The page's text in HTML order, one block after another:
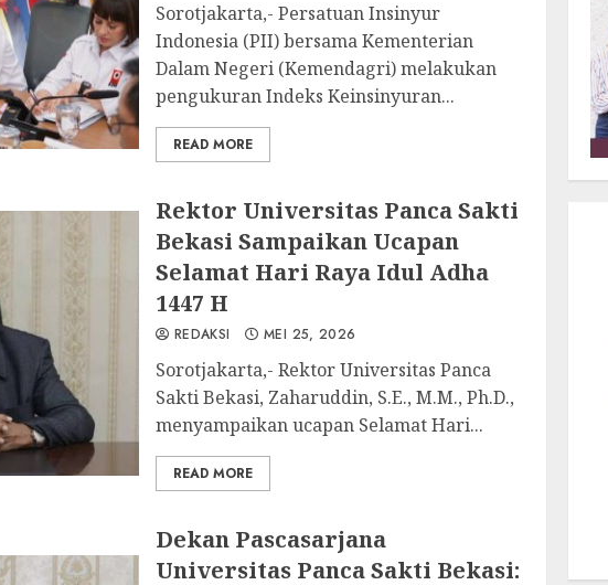
Sorotjakarta,- Persatuan Insinyur
Indonesia (PII) bersama Kementerian
Dalam Negeri (Kemendagri) melakukan
pengukuran Indeks Keinsinyuran...
READ MORE
Rektor Universitas Panca Sakti
Bekasi Sampaikan Ucapan
Selamat Hari Raya Idul Adha
1447 H
REDAKSI MEI 25, 2026
Sorotjakarta,- Rektor Universitas Panca
Sakti Bekasi, Zaharuddin, S.E., M.M., Ph.D.,
menyampaikan ucapan Selamat Hari...
READ MORE
Dekan Pascasarjana
Universitas Panca Sakti Bekasi: